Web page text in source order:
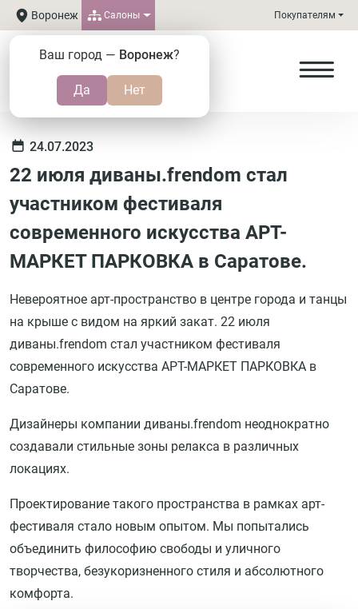
Воронеж
Ваш город — Воронеж?
Салоны Покупателям
24.07.2023
22 июля диваны.frendom стал
участником фестиваля
современного искусства АРТ-
МАРКЕТ ПАРКОВКА в Саратове.
Невероятное арт-пространство в центре города и танцы
на крыше с видом на яркий закат. 22 июля
диваны.frendom стал участником фестиваля
современного искусства АРТ-МАРКЕТ ПАРКОВКА в
Саратове.
Дизайнеры компании диваны.frendom неоднократно
создавали стильные зоны релакса в различных
локациях.
Проектирование такого пространства в рамках арт-
фестиваля стало новым опытом. Мы попытались
объединить философию свободы и уличного
творчества, безукоризненного стиля и абсолютного
комфорта.